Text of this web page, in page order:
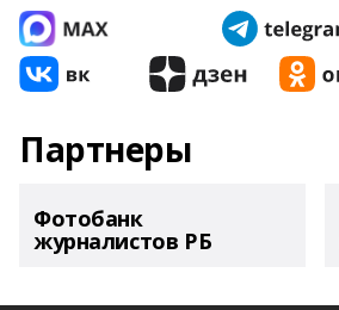
Партнеры
Фотобанк
журналистов РБ